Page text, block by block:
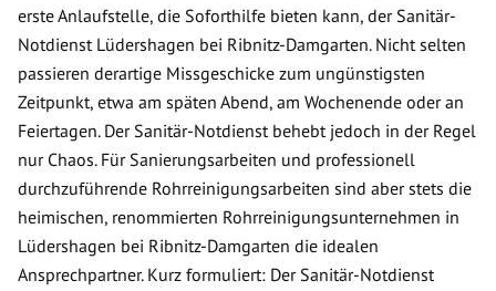
erste Anlaufstelle, die Soforthilfe bieten kann, der Sanitär-
Notdienst Lüdershagen bei Ribnitz-Damgarten. Nicht selten
passieren derartige Missgeschicke zum ungünstigsten
Zeitpunkt, etwa am späten Abend, am Wochenende oder an
Feiertagen. Der Sanitär-Notdienst behebt jedoch in der Regel
nur Chaos. Für Sanierungsarbeiten und professionell
durchzuführende Rohrreinigungsarbeiten sind aber stets die
heimischen, renommierten Rohrreinigungsunternehmen in
Lüdershagen bei Ribnitz-Damgarten die idealen
Ansprechpartner. Kurz formuliert: Der Sanitär-Notdienst